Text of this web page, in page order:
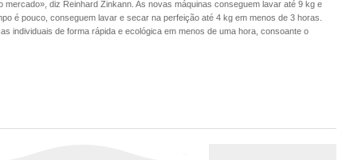
mercado», diz Reinhard Zinkann. As novas máquinas conseguem lavar até 9 kg e
é pouco, conseguem lavar e secar na perfeição até 4 kg em menos de 3 horas.
individuais de forma rápida e ecológica em menos de uma hora, consoante o